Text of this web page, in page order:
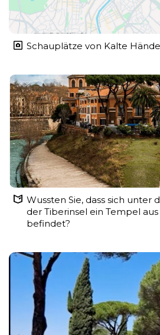
Schauplätze von Kalte Hände
Wussten Sie, dass sich unter
der Tiberinsel ein Tempel aus
befindet?